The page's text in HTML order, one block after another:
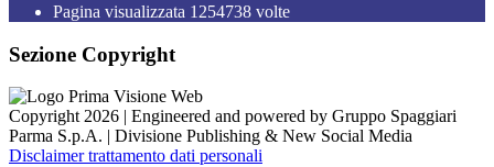
Pagina visualizzata 1254738 volte
Sezione Copyright
Copyright 2026 | Engineered and powered by Gruppo Spaggiari
Parma S.p.A. | Divisione Publishing & New Social Media
Disclaimer trattamento dati personali